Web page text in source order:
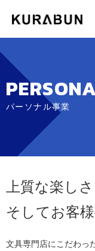
パーソナル事業
上質な楽し
そしてお客様
文具専門店にこだわっ